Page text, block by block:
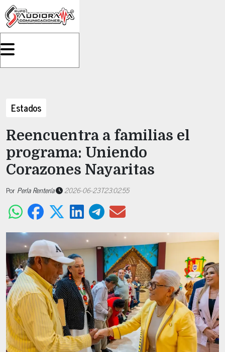
Estados
Reencuentra a familias el
programa: Uniendo
Corazones Nayaritas
Por Perla Rentería 2026-06-23T23:02:55